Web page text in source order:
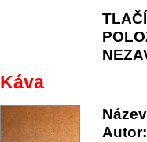
Káva
Autor: